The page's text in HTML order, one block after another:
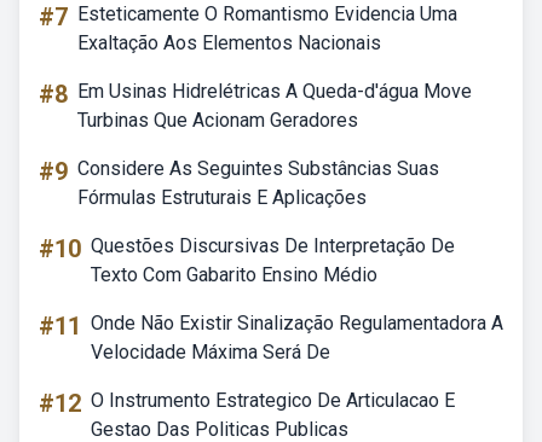
#7 Esteticamente O Romantismo Evidencia Uma
Exaltação Aos Elementos Nacionais
#8 Em Usinas Hidrelétricas A Queda-d'água Move
Turbinas Que Acionam Geradores
#9 Considere As Seguintes Substâncias Suas
Fórmulas Estruturais E Aplicações
#10 Questões Discursivas De Interpretação De
Texto Com Gabarito Ensino Médio
#11 Onde Não Existir Sinalização Regulamentadora A
Velocidade Máxima Será De
#12 O Instrumento Estrategico De Articulacao E
Gestao Das Politicas Publicas